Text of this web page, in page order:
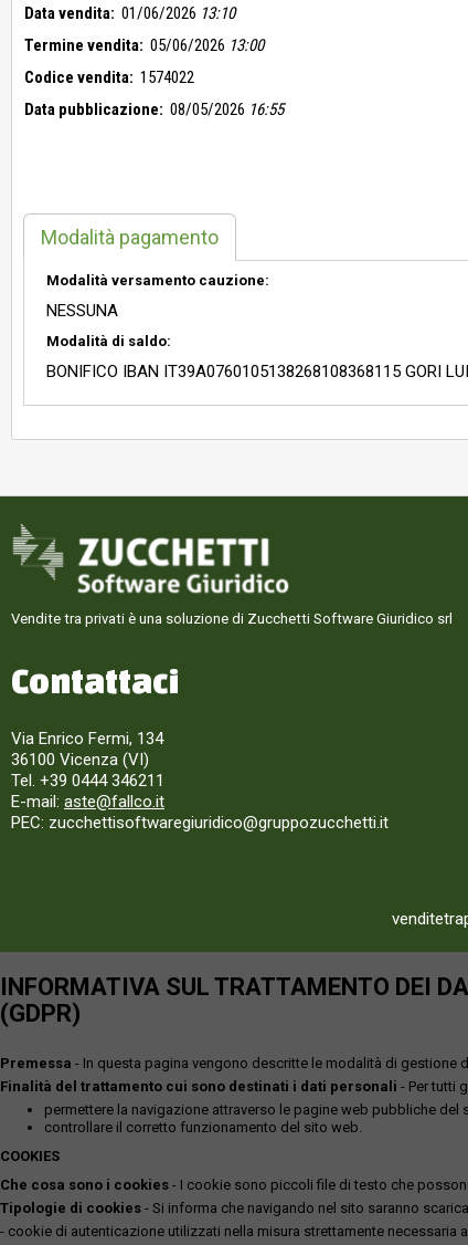
Data vendita: 01/06/2026 13:10
Termine vendita: 05/06/2026 13:00
Codice vendita: 1574022
Data pubblicazione: 08/05/2026 16:55
Modalità pagamento
Modalità versamento cauzione:
NESSUNA
Modalità di saldo:
BONIFICO IBAN IT39A0760105138268108368115 GORI
Vendite tra privati è una soluzione di Zucchetti Software Giuridico srl
Contattaci
Via Enrico Fermi, 134
36100 Vicenza (VI)
Tel. +39 0444 346211
E-mail: aste@fallco.it
PEC: zucchettisoftwaregiuridico@gruppozucchetti.it
INFORMATIVA SUL TRATTAMENTO DEI
(GDPR)
Premessa - In questa pagina vengono descritte le modalità di
Finalità del trattamento cui sono destinati i dati personali - Per tutti
permettere la navigazione attraverso le pagine web pubbliche del
controllare il corretto funzionamento del sito web.
COOKIES
Che cosa sono i cookies - I cookie sono piccoli file di testo che
Tipologie di cookies - Si informa che navigando nel sito saranno
- cookie di autenticazione utilizzati nella misura strettamente